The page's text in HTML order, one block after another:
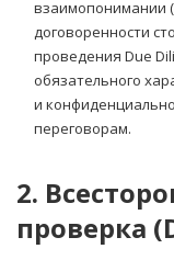
взаимопонимании
договоренности
проведения Due
обязательного
и
переговорам.
2.
проверка